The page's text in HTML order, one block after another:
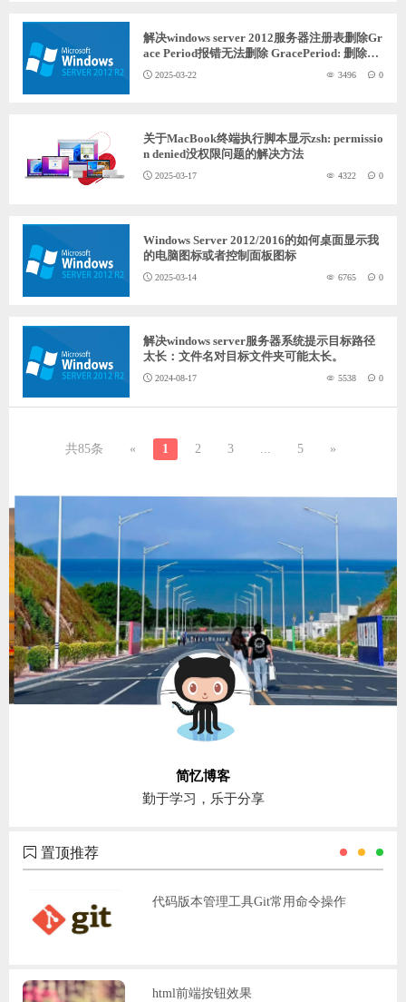
解决windows server 2012服务器注册表删除Gr
ace Period报错无法删除 GracePeriod: 删除项
时出错
2025-03-22 3496 0
关于MacBook终端执行脚本显示zsh: permissio
n denied没权限问题的解决方法
2025-03-17 4322 0
Windows Server 2012/2016的如何桌面显示我
的电脑图标或者控制面板图标
2025-03-14 6765 0
解决windows server服务器系统提示目标路径
太长：文件名对目标文件夹可能太长。
2024-08-17 5538 0
共85条 « 1 2 3 5 »
简忆博客
勤于学习，乐于分享
置顶推荐
代码版本管理工具Git常用命令操作
html前端按钮效果